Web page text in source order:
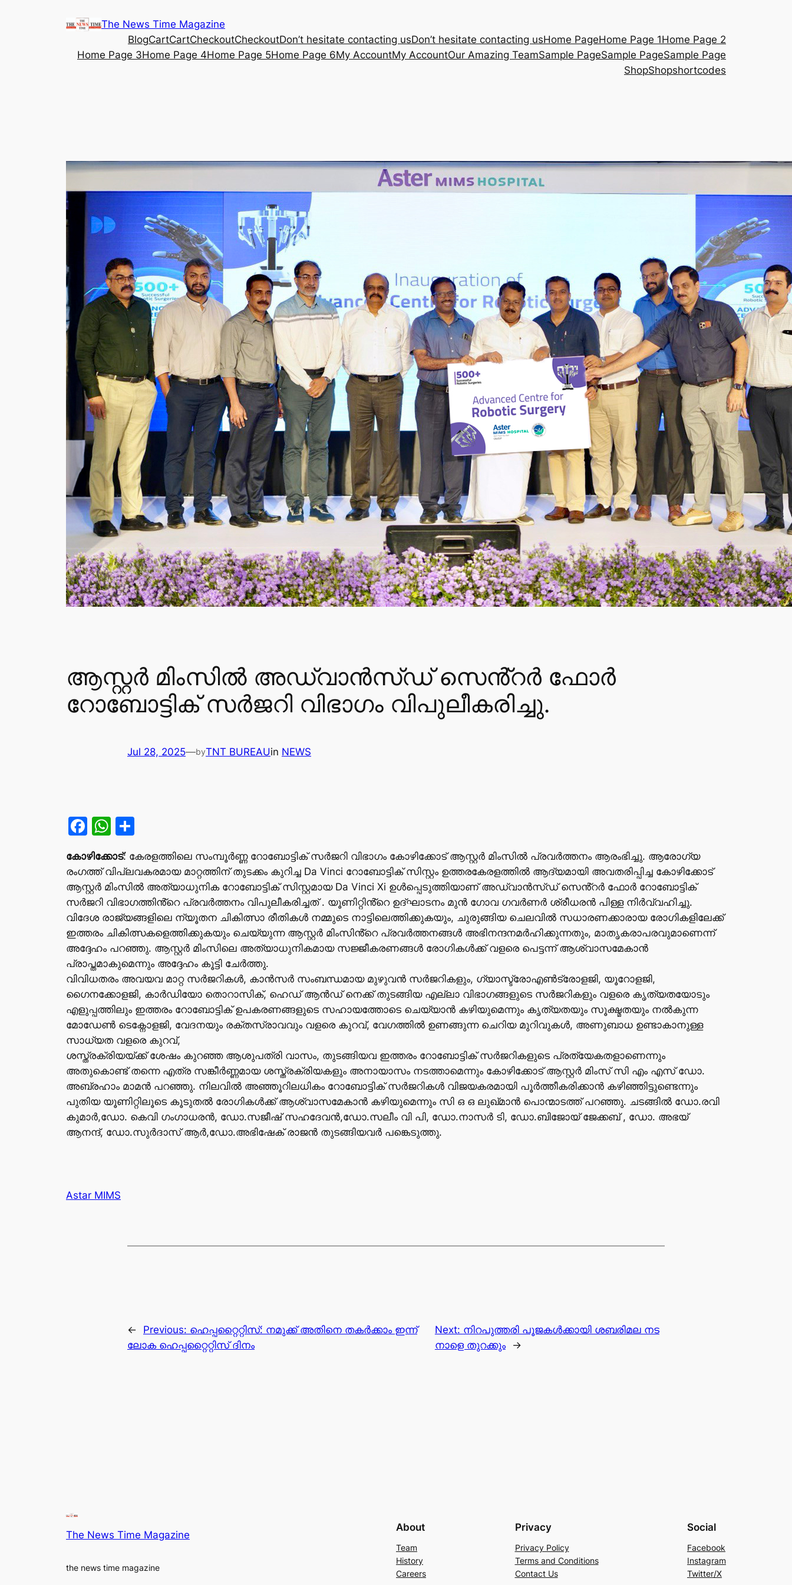
The News Time Magazine
BlogCartCartCheckoutCheckoutDon’t hesitate contacting usDon’t hesitate contacting usHome PageHome Page 1Home Page 2
Home Page 3Home Page 4Home Page 5Home Page 6My AccountMy AccountOur Amazing TeamSample PageSample PageSample Page
ShopShopshortcodes
ആസ്റ്റർ മിംസിൽ അഡ്വാൻസ്ഡ് സെൻ്റർ ഫോർ
റോബോട്ടിക് സർജറി വിഭാഗം വിപുലീകരിച്ചു.
Jul 28, 2025—byTNT BUREAUin NEWS
Facebook
WhatsApp
കോഴിക്കോട്: കേരളത്തിലെ സംമ്പൂർണ്ണ റോബോട്ടിക് സർജറി വിഭാഗം കോഴിക്കോട് ആസ്റ്റർ മിംസിൽ പ്രവർത്തനം ആരംഭിച്ചു. ആരോഗ്യ
രംഗത്ത് വിപ്ലവകരമായ മാറ്റത്തിന് തുടക്കം കുറിച്ച Da Vinci റോബോട്ടിക് സിസ്റ്റം ഉത്തരകേരളത്തിൽ ആദ്യമായി അവതരിപ്പിച്ച കോഴിക്കോട്
ആസ്റ്റർ മിംസിൽ അത്യാധുനിക റോബോട്ടിക് സിസ്റ്റമായ Da Vinci Xi ഉൾപ്പെടുത്തിയാണ് അഡ്വാൻസ്ഡ് സെൻ്റർ ഫോർ റോബോട്ടിക്
സർജറി വിഭാഗത്തിൻ്റെ പ്രവർത്തനം വിപുലീകരിച്ചത് . യൂണിറ്റിൻ്റെ ഉദ്ഘാടനം മുൻ ഗോവ ഗവർണർ ശ്രീധരൻ പിള്ള നിർവ്വഹിച്ചു.
വിദേശ രാജ്യങ്ങളിലെ ന്യൂതന ചികിത്സാ രീതികൾ നമ്മുടെ നാട്ടിലെത്തിക്കുകയും, ചുരുങ്ങിയ ചെലവിൽ സധാരണക്കാരായ രോഗികളിലേക്ക്
ഇത്തരം ചികിത്സകളെത്തിക്കുകയും ചെയ്യുന്ന ആസ്റ്റർ മിംസിൻ്റെ പ്രവർത്തനങ്ങൾ അഭിനന്ദനമർഹിക്കുന്നതും, മാതൃകരാപരവുമാണെന്ന്
അദ്ദേഹം പറഞ്ഞു. ആസ്റ്റർ മിംസിലെ അത്യാധുനികമായ സജ്ജീകരണങ്ങൾ രോഗികൾക്ക് വളരെ പെട്ടന്ന് ആശ്വാസമേകാൻ
പ്രാപ്തമാകുമെന്നും അദ്ദേഹം കൂട്ടി ചേർത്തു.
വിവിധതരം അവയവ മാറ്റ സർജറികൾ, കാൻസർ സംബന്ധമായ മുഴുവൻ സർജറികളും, ഗ്യാസ്ട്രോഎൺട്രോളജി, യൂറോളജി,
ഗൈനക്കോളജി, കാർഡിയോ തൊറാസിക്, ഹെഡ് ആൻഡ് നെക്ക് തുടങ്ങിയ എല്ലാ വിഭാഗങ്ങളുടെ സർജറികളും വളരെ കൃത്യതയോടും
എളുപ്പത്തിലും ഇത്തരം റോബോട്ടിക് ഉപകരണങ്ങളുടെ സഹായത്തോടെ ചെയ്യാൻ കഴിയുമെന്നും കൃത്യതയും സൂക്ഷ്മതയും നൽകുന്ന
മോഡേൺ ടെക്നോളജി, വേദനയും രക്തസ്രാവവും വളരെ കുറവ്, വേഗത്തിൽ ഉണങ്ങുന്ന ചെറിയ മുറിവുകൾ, അണുബാധ ഉണ്ടാകാനുള്ള
സാധ്യത വളരെ കുറവ്,
ശസ്ത്രക്രിയയ്ക്ക് ശേഷം കുറഞ്ഞ ആശുപത്രി വാസം, തുടങ്ങിയവ ഇത്തരം റോബോട്ടിക് സർജറികളുടെ പ്രത്യേകതളാണെന്നും
അതുകൊണ്ട് തന്നെ എത്ര സങ്കീർണ്ണമായ ശസ്ത്രക്രിയകളും അനായാസം നടത്താമെന്നും കോഴിക്കോട് ആസ്റ്റർ മിംസ് സി എം എസ് ഡോ.
അബ്രഹാം മാമൻ പറഞ്ഞു. നിലവിൽ അഞ്ഞൂറിലധികം റോബോട്ടിക് സർജറികൾ വിജയകരമായി പൂർത്തീകരിക്കാൻ കഴിഞ്ഞിട്ടുണ്ടെന്നും
പുതിയ യൂണിറ്റിലൂടെ കൂടുതൽ രോഗികൾക്ക് ആശ്വാസമേകാൻ കഴിയുമെന്നും സി ഒ ഒ ലുഖ്മാൻ പൊന്മാടത്ത് പറഞ്ഞു. ചടങ്ങിൽ ഡോ.രവി
കുമാർ,ഡോ. കെവി ഗംഗാധരൻ, ഡോ.സജീഷ് സഹദേവൻ,ഡോ.സലീം വി പി, ഡോ.നാസർ ടി, ഡോ.ബിജോയ് ജേക്കബ് , ഡോ. അഭയ്
ആനന്ദ്, ഡോ.സുർദാസ് ആർ,ഡോ.അഭിഷേക് രാജൻ തുടങ്ങിയവർ പങ്കെടുത്തു.
Astar MIMS
← Previous: ഹെപ്പറ്റൈറ്റിസ്: നമുക്ക് അതിനെ തകർക്കാം ഇന്ന്
ലോക ഹെപ്പറ്റൈറ്റിസ് ദിനം
Next: നിറപുത്തരി പൂജകള്‍ക്കായി ശബരിമല നട
നാളെ തുറക്കും
→
The News Time Magazine
the news time magazine
About
Team
History
Careers
Privacy
Privacy Policy
Terms and Conditions
Contact Us
Social
Facebook
Instagram
Twitter/X